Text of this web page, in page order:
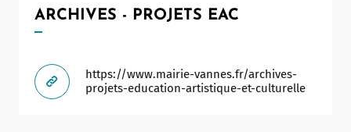
ARCHIVES - PROJETS EAC
https://www.mairie-vannes.fr/archives-
projets-education-artistique-et-culturelle